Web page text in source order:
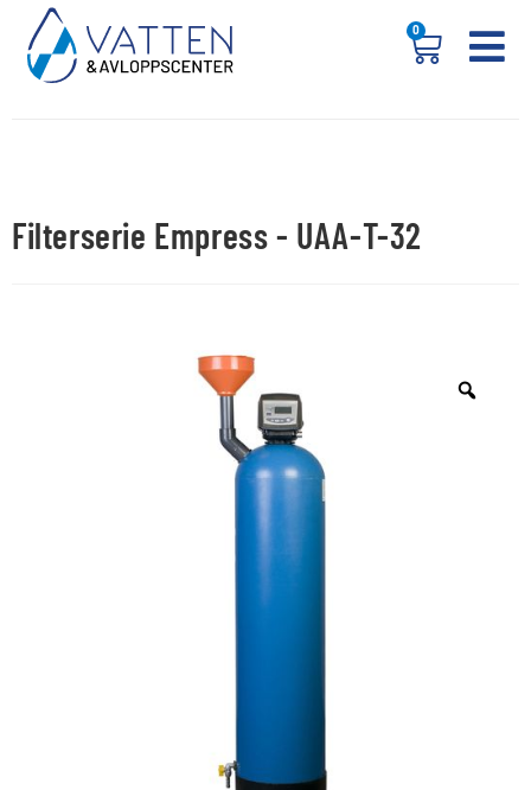
0
Filterserie Empress - UAA-T-32